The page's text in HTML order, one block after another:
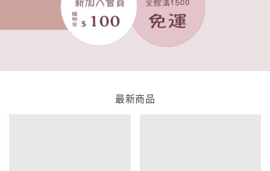
最新商品